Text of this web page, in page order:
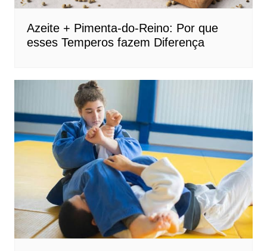
Azeite + Pimenta-do-Reino: Por que
esses Temperos fazem Diferença